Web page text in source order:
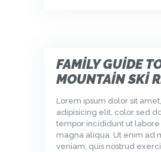
FAMILY GUIDE
MOUNTAIN SKI
Lorem ipsum dolor sit
adipisicing elit, color sed
tempor incididunt ut
magna aliqua. Ut enim ad
veniam, quis nostrud